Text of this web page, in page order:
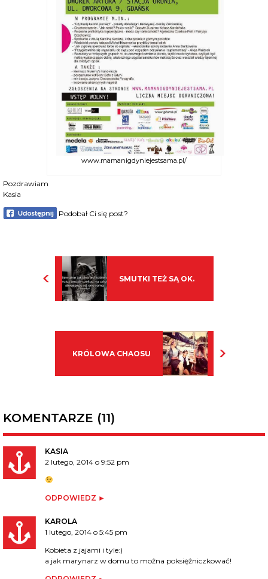
www.mamanigdyniejestsama.pl/
Pozdrawiam
Kasia
Podobał Ci się post?
SMUTKI TEŻ SĄ OK.
KRÓLOWA CHAOSU
KOMENTARZE (11)
KASIA
2 lutego, 2014 o 9:52 pm
ODPOWIEDZ
KAROLA
1 lutego, 2014 o 5:45 pm
Kobieta z jajami i tyle:)
a jak marynarz w domu to można poksiężniczkować!